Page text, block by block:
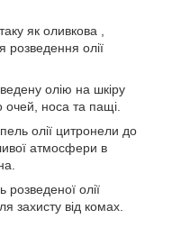
як оливкова ,
олії
олію на шкіру
очей, носа та пащі.
олії цитронели до
атмосфери в
розведеної олії
захисту від комах.